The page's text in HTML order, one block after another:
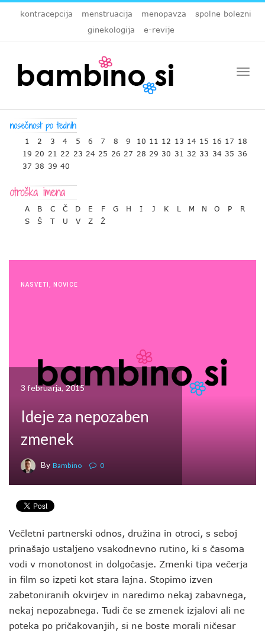
kontracepcija menstruacija menopavza
spolne bolezni
ginekologija
e-revije
1 2 3 4 5 6 7 8 9 10 11 12 13 14 15 16 17 18
19 20 21 22 23 24 25 26 27 28 29 30 31 32 33 34 35 36
37 38 39 40
A B C Č D E F G H I J K L M N O P
R
S
Š T U V Z Ž
NASVETI NOVICE
3 februarja, 2015
Ideje za nepozaben
zmenek
By Bambino 0
Večletni partnerski odnos, družina in otroci, s seboj
prinašajo ustaljeno vsakodnevno rutino, ki s časoma
vodi v monotonost in dolgočasje. Zmenki tipa večerja
in film so izpeti kot stara lajna. Stopimo izven
zabetoniranih okvirjev in naredimo nekaj zabavnega,
nekaj nepozabnega. Tudi če se zmenek izjalovi ali ne
poteka po pričakovanjih, si ne boste morali ničesar